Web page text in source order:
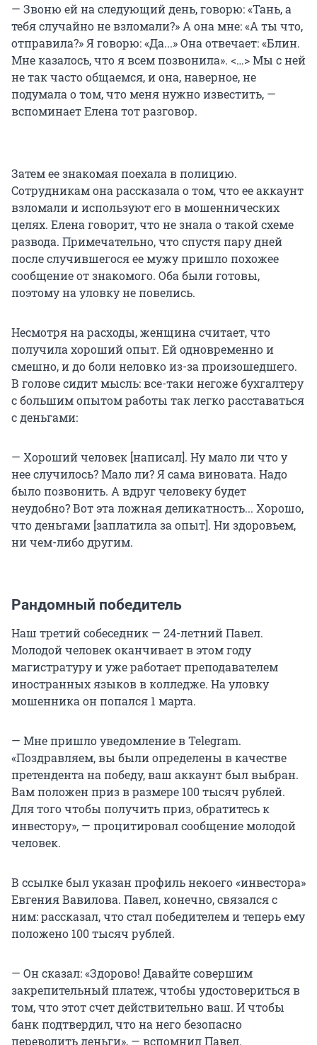
— Звоню ей на следующий день, говорю: «Тань, а
тебя случайно не взломали?» А она мне: «А ты что,
отправила?» Я говорю: «Да...» Она отвечает: «Блин.
Мне казалось, что я всем позвонила». <…> Мы с ней
не так часто общаемся, и она, наверное, не
подумала о том, что меня нужно известить, —
вспоминает Елена тот разговор.
Затем ее знакомая поехала в полицию.
Сотрудникам она рассказала о том, что ее аккаунт
взломали и используют его в мошеннических
целях. Елена говорит, что не знала о такой схеме
развода. Примечательно, что спустя пару дней
после случившегося ее мужу пришло похожее
сообщение от знакомого. Оба были готовы,
поэтому на уловку не повелись.
Несмотря на расходы, женщина считает, что
получила хороший опыт. Ей одновременно и
смешно, и до боли неловко из-за произошедшего.
В голове сидит мысль: все-таки негоже бухгалтеру
с большим опытом работы так легко расставаться
с деньгами:
— Хороший человек [написал]. Ну мало ли что у
нее случилось? Мало ли? Я сама виновата. Надо
было позвонить. А вдруг человеку будет
неудобно? Вот эта ложная деликатность... Хорошо,
что деньгами [заплатила за опыт]. Ни здоровьем,
ни чем-либо другим.
Рандомный победитель
Наш третий собеседник — 24-летний Павел.
Молодой человек оканчивает в этом году
магистратуру и уже работает преподавателем
иностранных языков в колледже. На уловку
мошенника он попался 1 марта.
— Мне пришло уведомление в Telegram.
«Поздравляем, вы были определены в качестве
претендента на победу, ваш аккаунт был выбран.
Вам положен приз в размере 100 тысяч рублей.
Для того чтобы получить приз, обратитесь к
инвестору», — процитировал сообщение молодой
человек.
В ссылке был указан профиль некоего «инвестора»
Евгения Вавилова. Павел, конечно, связался с
ним: рассказал, что стал победителем и теперь ему
положено 100 тысяч рублей.
— Он сказал: «Здорово! Давайте совершим
закрепительный платеж, чтобы удостовериться в
том, что этот счет действительно ваш. И чтобы
банк подтвердил, что на него безопасно
переводить деньги», — вспомнил Павел.